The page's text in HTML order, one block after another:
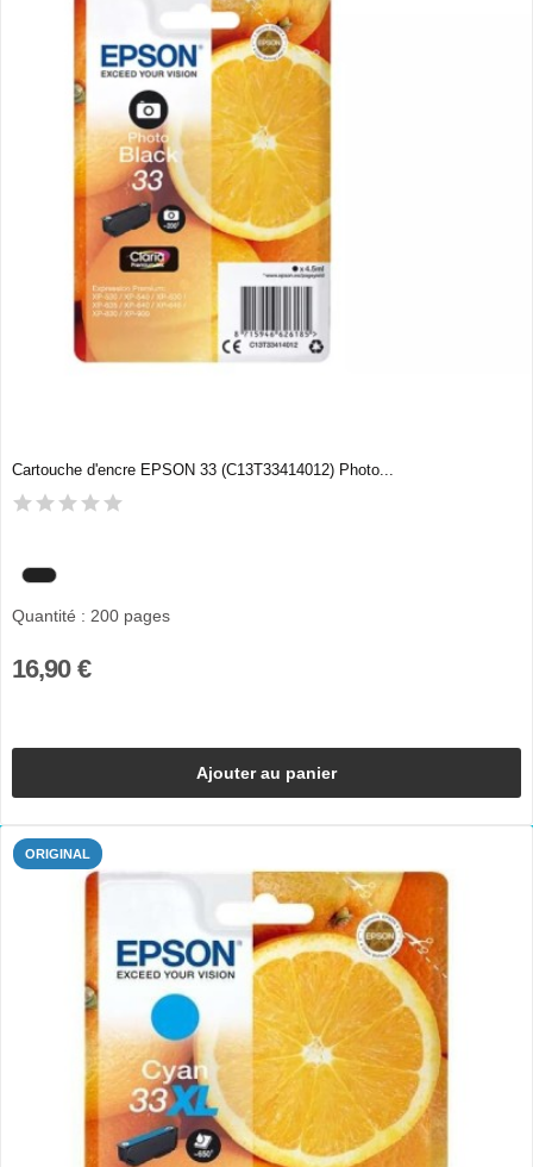
Cartouche d'encre EPSON 33 (C13T33414012) Photo...
Quantité : 200 pages
16,90 €
Ajouter au panier
ORIGINAL